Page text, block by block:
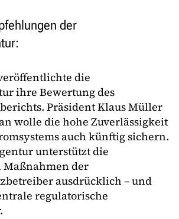
der
die
ihre Bewertung des
Präsident Klaus Müller
wolle die hohe Zuverlässigkeit
auch künftig sichern.
unterstützt die
Maßnahmen der
ausdrücklich – und
regulatorische